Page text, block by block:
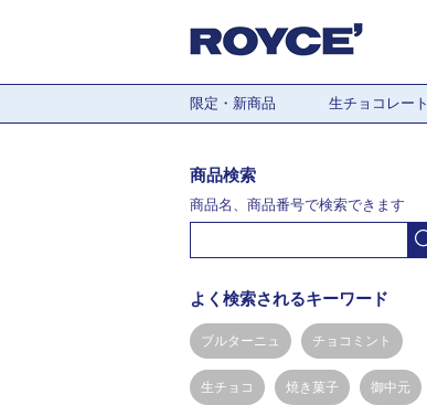
限定・新商品 生チョコレート
商品検索
商品名、商品番号で検索できます
よく検索されるキーワード
ブルターニュ チョコミント
生チョコ 焼き菓子 御中元